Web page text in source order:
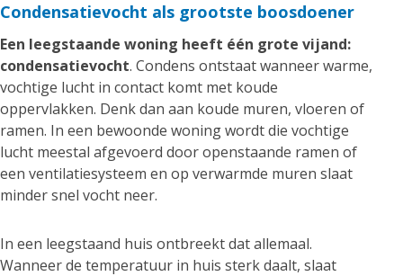
Condensatievocht als grootste boosdoener
Een leegstaande woning heeft één grote vijand:
condensatievocht. Condens ontstaat wanneer warme,
vochtige lucht in contact komt met koude
oppervlakken. Denk dan aan koude muren, vloeren of
ramen. In een bewoonde woning wordt die vochtige
lucht meestal afgevoerd door openstaande ramen of
een ventilatiesysteem en op verwarmde muren slaat
minder snel vocht neer.
In een leegstaand huis ontbreekt dat allemaal.
Wanneer de temperatuur in huis sterk daalt, slaat